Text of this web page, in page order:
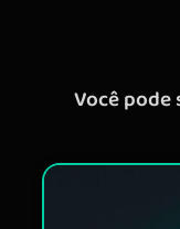
Você